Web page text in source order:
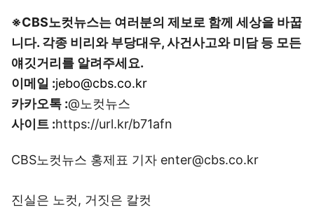
※CBS노컷뉴스는 여러분의 제보로 함께 세상을 바꿉
니다. 각종 비리와 부당대우, 사건사고와 미담 등 모든
얘깃거리를 알려주세요.
이메일 :jebo@cbs.co.kr
카카오톡 :@노컷뉴스
사이트 :https://url.kr/b71afn
CBS노컷뉴스 홍제표 기자 enter@cbs.co.kr
진실은 노컷, 거짓은 칼컷